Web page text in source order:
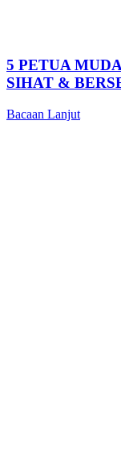
5 PETUA
SIHAT &
Bacaan Lanjut